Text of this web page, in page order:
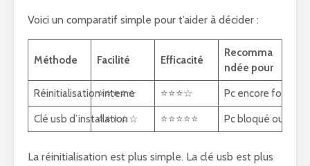
Voici un comparatif simple pour t’aider à décider :
Méthode Facilité Efficacité
Recomma
ndée pour
Réinitialisation interne
⭐⭐⭐⭐☆ ⭐⭐⭐☆ Pc encore
Clé usb d’installation
⭐⭐⭐☆☆ ⭐⭐⭐⭐⭐ Pc bloqué ou
La réinitialisation est plus simple. La clé usb est plus